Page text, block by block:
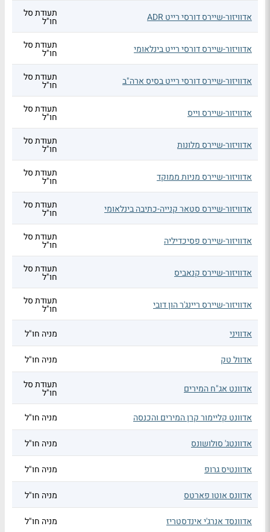
אדוויזור-שיירס דורסי רייט ADR תעודת סל
חו"ל
אדוויזור-שיירס דורסי רייט בינלאומי תעודת סל
חו"ל
אדוויזור-שיירס דורסי רייט בסיס ארה"ב תעודת סל
חו"ל
אדוויזור-שיירס וייס תעודת סל
חו"ל
אדוויזור-שיירס מלונות תעודת סל
חו"ל
אדוויזור-שיירס מניות ממוקד תעודת סל
חו"ל
אדוויזור-שיירס סטאר קנייה-כתיבה בינלאומי תעודת סל
חו"ל
אדוויזור-שיירס פסיכדיליה תעודת סל
חו"ל
אדוויזור-שיירס קנאביס תעודת סל
חו"ל
אדוויזור-שיירס ריינג'ר הון דובי תעודת סל
חו"ל
אדוויני
מניה חו"ל
אדוול טק מניה חו"ל
אדוונט אג"ח המירים תעודת סל
חו"ל
אדוונט קליימור קרן המירים והכנסה
מניה חו"ל
אדוונטג' סולושונס מניה חו"ל
אדוונטיס גרופ מניה חו"ל
אדוונס אוטו פארטס מניה חו"ל
אדוונסד אנרג'י אינדסטריז מניה חו"ל